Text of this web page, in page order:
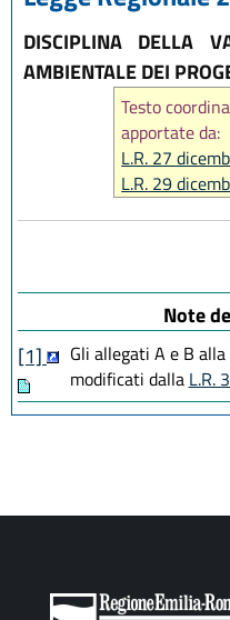
DISCIPLINA DELLA
AMBIENTALE DEI
Testo
apportate da:
L.R. 27
L.R. 29
L.R. 14
L.R. 28Note
[1]
Gli allegati A e B
modificati dalla L.R.